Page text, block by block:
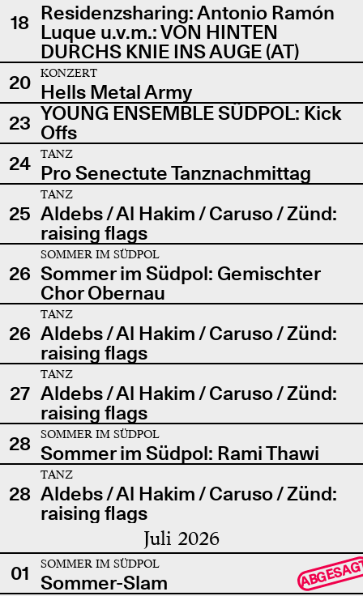
18 Residenzsharing: Antonio Ramón
Luque u.v.m.: VON HINTEN
DURCHS KNIE INS AUGE (AT)
20
KONZERT
Hells Metal Army
23 YOUNG ENSEMBLE SÜDPOL: Kick
Offs
24
TANZ
Pro Senectute Tanznachmittag
25
TANZ
Aldebs / Al Hakim / Caruso / Zünd:
raising flags
26
SOMMER IM SÜDPOL
Sommer im Südpol: Gemischter
Chor Obernau
26
TANZ
Aldebs / Al Hakim / Caruso / Zünd:
raising flags
27
TANZ
Aldebs / Al Hakim / Caruso / Zünd:
raising flags
28
SOMMER IM SÜDPOL
Sommer im Südpol: Rami Thawi
28
TANZ
Aldebs / Al Hakim / Caruso / Zünd:
raising flags
Juli 2026
01 SOMMER IM SÜDPOL
Sommer-Slam